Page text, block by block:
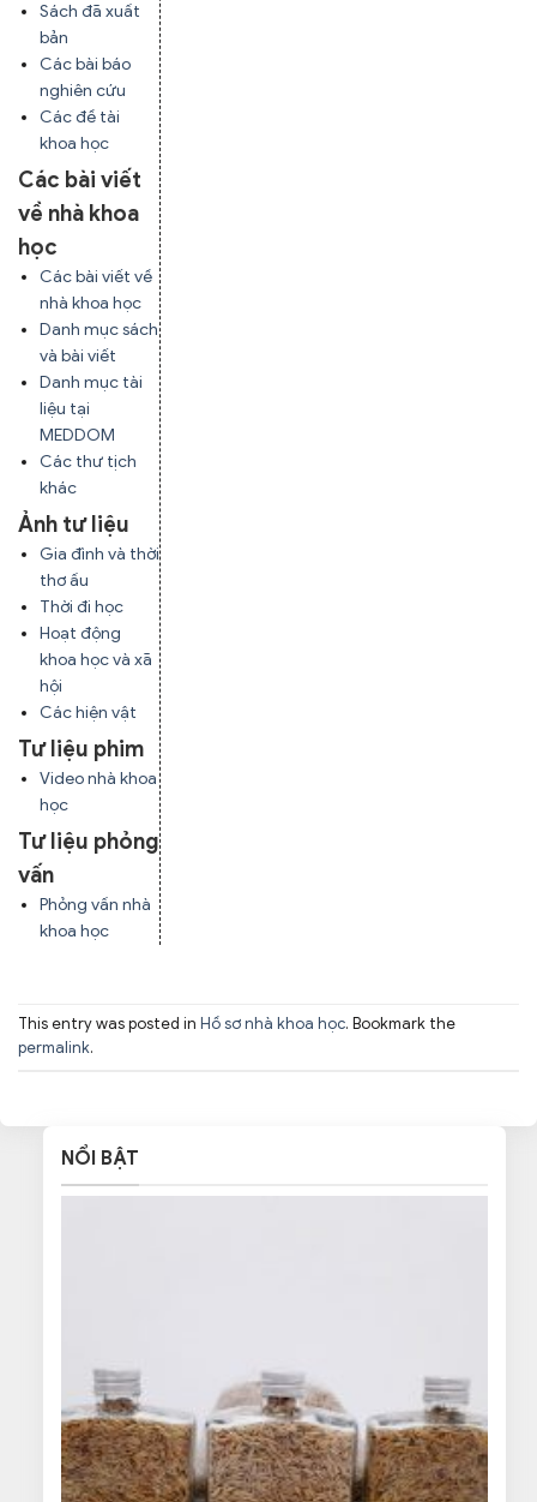
Sách đã xuất
bản
Các bài báo
nghiên cứu
Các đề tài
khoa học
Các bài viết
về nhà khoa
học
Các bài viết về
nhà khoa học
Danh mục sách
và bài viết
Danh mục tài
liệu tại
MEDDOM
Các thư tịch
khác
Ảnh tư liệu
Gia đình và thời
thơ ấu
Thời đi học
Hoạt động
khoa học và xã
hội
Các hiện vật
Tư liệu phim
Video nhà khoa
học
Tư liệu phỏng
vấn
Phỏng vấn nhà
khoa học
This entry was posted in Hồ sơ nhà khoa học. Bookmark the
permalink.
NỔI BẬT